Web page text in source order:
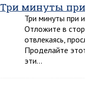
Три минуты при
Три минуты при
Отложите в
отвлекаясь,
Проделайте
эти…